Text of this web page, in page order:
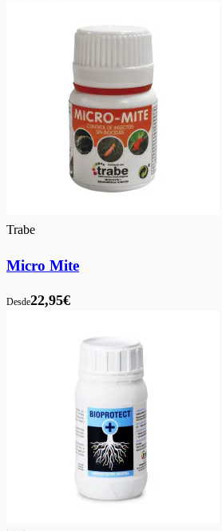
Trabe
Micro Mite
Desde22,95€